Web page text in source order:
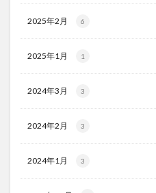
2025年2月 6
2025年1月 1
2024年3月 3
2024年2月 3
2024年1月 3